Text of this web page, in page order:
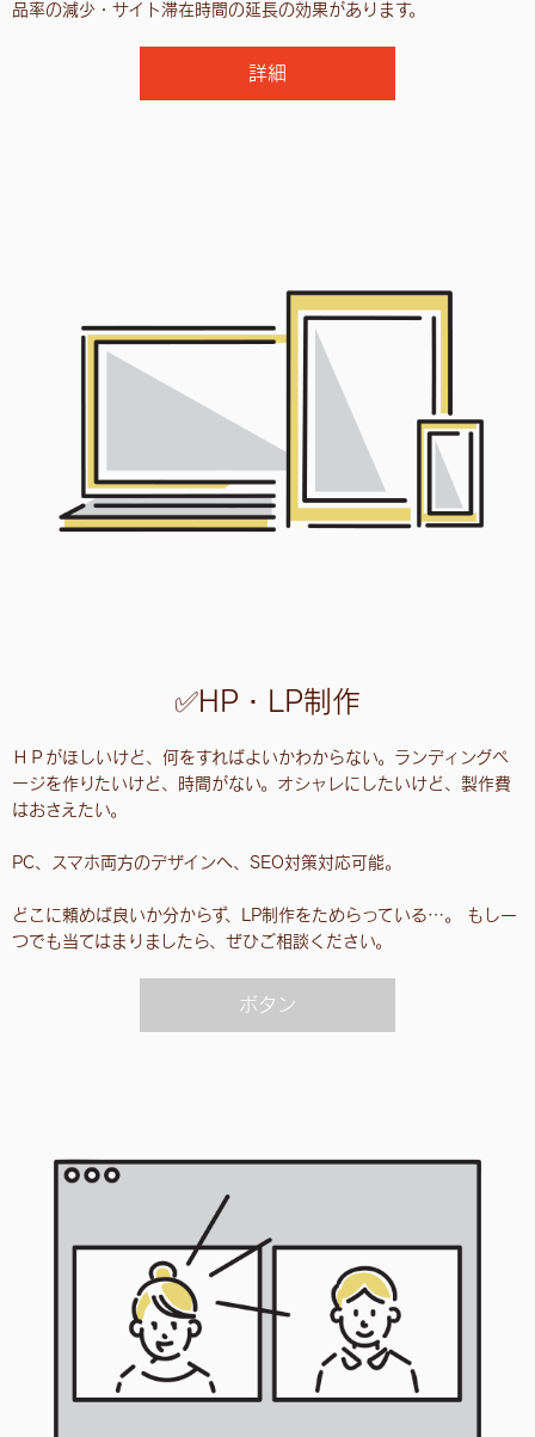
品率の減少・サイト滞在時間の延長の効果があります。
詳細
✅HP・LP制作
ＨＰがほしいけど、何をすればよいかわからない。ランディングペ
ージを作りたいけど、時間がない。オシャレにしたいけど、製作費
はおさえたい。
PC、スマホ両方のデザインへ、SEO対策対応可能。
どこに頼めば良いか分からず、LP制作をためらっている…。 もし一
つでも当てはまりましたら、ぜひご相談ください。
ボタン